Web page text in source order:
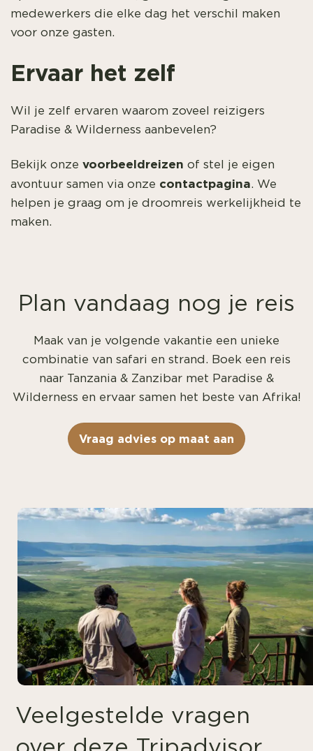
medewerkers die elke dag het verschil maken
voor onze gasten.
Ervaar het zelf
Wil je zelf ervaren waarom zoveel reizigers
Paradise & Wilderness aanbevelen?
Bekijk onze voorbeeldreizen of stel je eigen
avontuur samen via onze contactpagina. We
helpen je graag om je droomreis werkelijkheid te
maken.
Plan vandaag nog je reis
Maak van je volgende vakantie een unieke
combinatie van safari en strand. Boek een reis
naar Tanzania & Zanzibar met Paradise &
Wilderness en ervaar samen het beste van Afrika!
Vraag advies op maat aan
Veelgestelde vragen